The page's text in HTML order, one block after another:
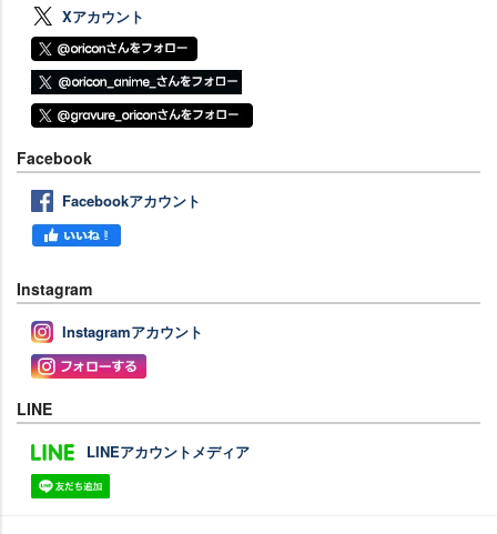
Xアカウント
Facebook
Facebookアカウント
Instagram
Instagramアカウント
LINE
LINEアカウントメディア